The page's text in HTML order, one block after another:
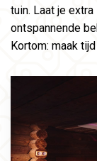
tuin. Laat je
ontspannende
Kortom: maak